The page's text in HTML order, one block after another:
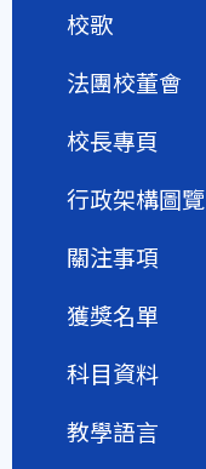
校歌
法團校董會
校長專頁
行政架構圖覽
關注事項
獲獎名單
科目資料
教學語言